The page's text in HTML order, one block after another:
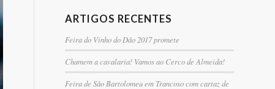
ARTIGOS RECENTES
Feira do Vinho do Dão 2017 promete
Chamem a cavalaria! Vamos ao Cerco de Almeida!
Feira de São Bartolomeu em Trancoso com cartaz de